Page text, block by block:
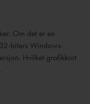
Om det er en
biters Windows-
Hvilket grafikkort